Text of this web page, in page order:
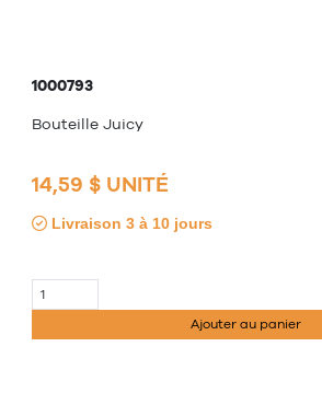
1000793
Bouteille Juicy
14,59 $ UNITÉ
Livraison 3 à 10 jours
Ajouter au panier